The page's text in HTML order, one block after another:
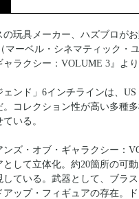
の玩具メーカー、ハズブロが
マーベル・シネマティック・
ャラクシー：VOLUME 3』よ
ェンド」6インチラインは、
。コレクション性が高い多種
いる。
ズ・オブ・ギャラクシー：
として立体化。約20箇所の可
している。武器として、ブラ
アップ・フィギュアの存在。